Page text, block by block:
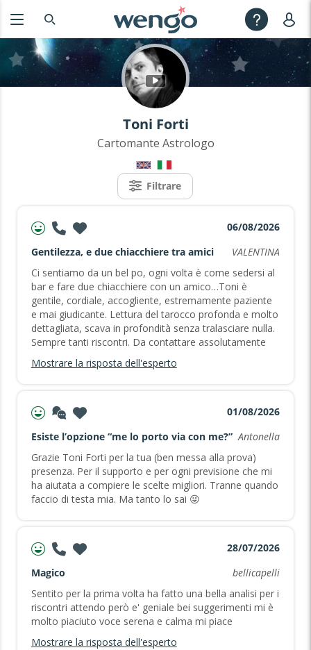
Toni Forti
Cartomante Astrologo
Filtrare
06/08/2026
Gentilezza, e due chiacchiere tra amici
VALENTINA
Ci sentiamo da un bel po, ogni volta è come sedersi al
bar e fare due chiacchiere con un amico…Toni è
gentile, cordiale, accogliente, estremamente paziente
e mai giudicante. Lettura del tarocco profonda e molto
dettagliata, scava in profondità senza tralasciare nulla.
Sempre tanti riscontri. Da contattare assolutamente
Mostrare la risposta dell'esperto
01/08/2026
Esiste l’opzione “me lo porto via con me?” Antonella
Grazie Toni Forti per la tua (ben messa alla prova)
presenza. Per il supporto e per ogni previsione che mi
ha aiutata a compiere le scelte migliori. Tranne quando
faccio di testa mia. Ma tanto lo sai 😜
28/07/2026
Magico
bellicapelli
Sentito per la prima volta ha fatto una bella analisi per i
riscontri attendo però e' geniale bei suggerimenti mi è
molto piaciuto voce serena e calma mi piace
Mostrare la risposta dell'esperto